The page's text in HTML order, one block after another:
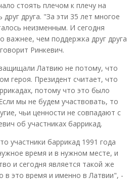
стоять плечом к плечу на
друга. "За эти 35 лет многое
неизменным. И сегодня
важнее, чем поддержка друг друга
Ринкевич.
Латвию не потому, что
героя. Президент считает, что
потому что это было
мы не будем участвовать, то
чьи ценности не совпадают с
об участниках баррикад.
участники баррикад 1991 года
время и в нужном месте, и
и сегодня является такой же
в это время и именно в Латвии", -